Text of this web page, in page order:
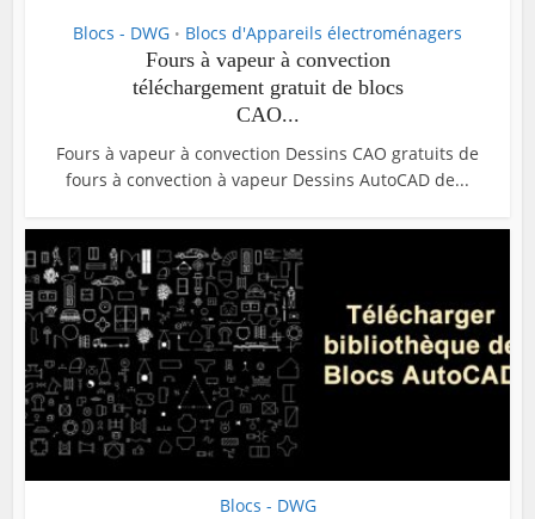
Blocs - DWG • Blocs d'Appareils électroménagers
Fours à vapeur à convection
téléchargement gratuit de blocs
CAO...
Fours à vapeur à convection Dessins CAO gratuits de
fours à convection à vapeur Dessins AutoCAD de...
Blocs - DWG